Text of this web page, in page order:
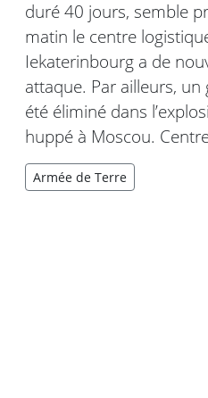
duré 40 jours, semble
matin le centre
Iekaterinbourg a de
attaque. Par ailleurs,
été éliminé dans
huppé à Moscou.
Armée de Terre